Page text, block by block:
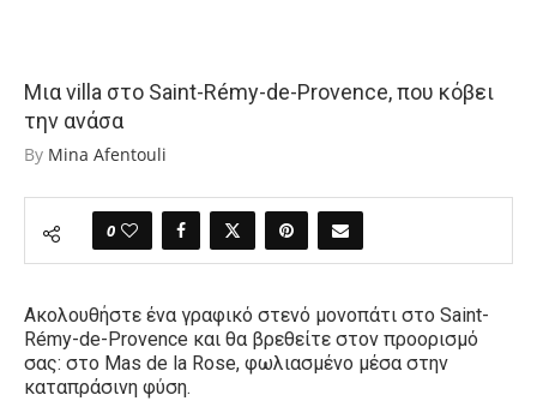
Μια villa στο Saint-Rémy-de-Provence, που κόβει
την ανάσα
By Mina Afentouli
0
Ακολουθήστε ένα γραφικό στενό μονοπάτι στο Saint-
Rémy-de-Provence και θα βρεθείτε στον προορισμό
σας: στο Mas de la Rose, φωλιασμένο μέσα στην
καταπράσινη φύση.